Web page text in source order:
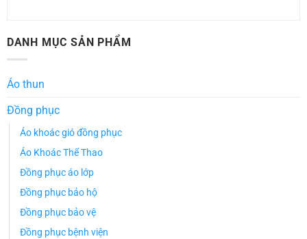
DANH MỤC SẢN PHẨM
Áo thun
Đồng phục
Áo khoác gió đồng phục
Áo Khoác Thể Thao
Đồng phục áo lớp
Đồng phục bảo hộ
Đồng phục bảo vệ
Đồng phục bệnh viện